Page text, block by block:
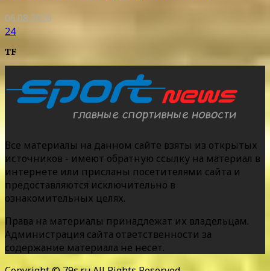
06.08.2026
24
TF
Все материалы на данном сайте взяты из открытых
источников - имеют обратную ссылку на материал в
интернете или присланы посетителями сайта и
предоставляются исключительно в
ознакомительных целях.
Права на материалы принадлежат их владельцам.
Администрация сайта ответственности за
содержание материала не несет.